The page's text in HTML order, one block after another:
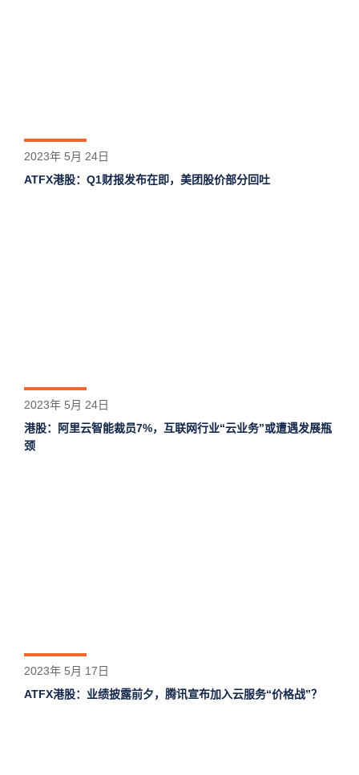
2023年 5月 24日
ATFX港股：Q1财报发布在即，美团股价部分回吐
2023年 5月 24日
港股：阿里云智能裁员7%，互联网行业“云业务”或遭遇发展瓶
颈
2023年 5月 17日
ATFX港股：业绩披露前夕，腾讯宣布加入云服务“价格战”？